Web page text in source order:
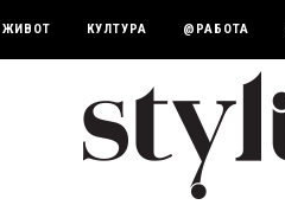
ЖИВОТ КУЛТУРА @РАБОТА